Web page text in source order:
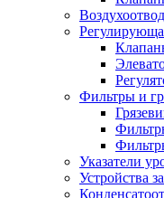
Фильтры и
Указатели
Устройства